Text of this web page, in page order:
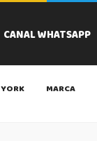
CANAL WHATSAPP
YORK MARCA